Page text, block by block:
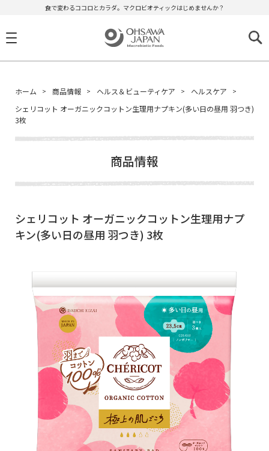
食で変わるココロとカラダ。マクロビオティックはじめませんか？
ホーム 商品情報 ヘルス＆ビューティケア
ヘルスケア
シェリコット オーガニックコットン生理用ナプキン(多い日の昼用 羽つき)
3枚
商品情報
シェリコット オーガニックコットン生理用ナプ
キン(多い日の昼用 羽つき) 3枚